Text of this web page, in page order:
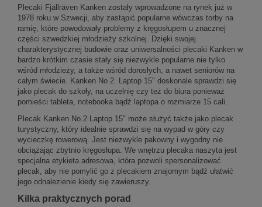
Plecaki Fjällräven Kanken zostały wprowadzone na rynek już w
1978 roku w Szwecji, aby zastąpić popularne wówczas torby na
ramię, które powodowały problemy z kręgosłupem u znacznej
części szwedzkiej młodzieży szkolnej. Dzięki swojej
charakterystycznej budowie oraz uniwersalności plecaki Kanken w
bardzo krótkim czasie stały się niezwykle popularne nie tylko
wśród młodzieży, a także wśród dorosłych, a nawet seniorów na
całym świecie. Kanken No 2. Laptop 15" doskonale sprawdzi się
jako plecak do szkoły, na uczelnię czy też do biura ponieważ
pomieści tableta, notebooka bądź laptopa o rozmiarze 15 cali.
Plecak Kanken No.2 Laptop 15" może służyć także jako plecak
turystyczny, który idealnie sprawdzi się na wypad w góry czy
wycieczkę rowerową. Jest niezwykle pakowny i wygodny nie
obciążając zbytnio kręgosłupa. We wnętrzu plecaka naszyta jest
specjalna etykieta adresowa, która pozwoli spersonalizować
plecak, aby nie pomylić go z plecakiem znajomym bądź ułatwić
jego odnalezienie kiedy się zawieruszy.
Kilka praktycznych porad